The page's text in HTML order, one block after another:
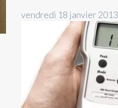
vendredi 18 janvier 2013